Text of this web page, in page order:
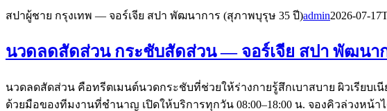
สปาผู้ชาย กรุงเทพ — จอร์เจีย สปา พัฒนาการ (สุภาพบุรุษ 35 ปี)admin2026-07-
นวดลดสัดส่วน กระชับสัดส่วน — จอร์เจีย สปา พัฒนาก
นวดลดสัดส่วน คือทรีตเมนต์นวดกระชับที่ช่วยให้ร่างกายรู้สึกเบาสบาย ผิวเรียบเ
ด้วยมือของทีมงานที่ชำนาญ เปิดให้บริการทุกวัน 08:00–18:00 น. จองคิวล่วงหน้า